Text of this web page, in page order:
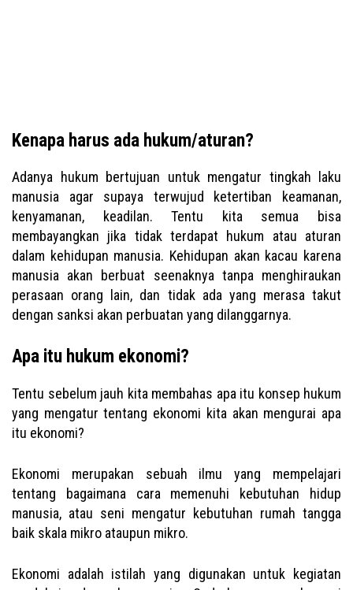
Kenapa harus ada hukum/aturan?
Adanya hukum bertujuan untuk mengatur tingkah laku
manusia agar supaya terwujud ketertiban keamanan,
kenyamanan, keadilan. Tentu kita semua bisa
membayangkan jika tidak terdapat hukum atau aturan
dalam kehidupan manusia. Kehidupan akan kacau karena
manusia akan berbuat seenaknya tanpa menghiraukan
perasaan orang lain, dan tidak ada yang merasa takut
dengan sanksi akan perbuatan yang dilanggarnya.
Apa itu hukum ekonomi?
Tentu sebelum jauh kita membahas apa itu konsep hukum
yang mengatur tentang ekonomi kita akan mengurai apa
itu ekonomi?
Ekonomi merupakan sebuah ilmu yang mempelajari
tentang bagaimana cara memenuhi kebutuhan hidup
manusia, atau seni mengatur kebutuhan rumah tangga
baik skala mikro ataupun mikro.
Ekonomi adalah istilah yang digunakan untuk kegiatan